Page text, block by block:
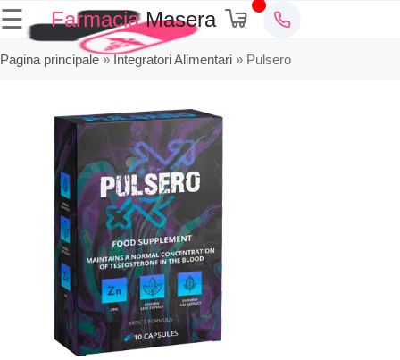
☰ FarmaciaMasera
Pagina principale»Integratori Alimentari » Pulsero